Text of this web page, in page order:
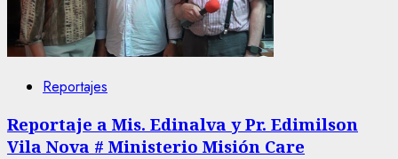
Reportajes
Reportaje a Mis. Edinalva y Pr. Edimilson
Vila Nova # Ministerio Misión Care